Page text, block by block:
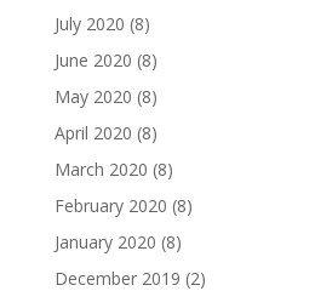
July 2020 (8)
June 2020 (8)
May 2020 (8)
April 2020 (8)
March 2020 (8)
February 2020 (8)
January 2020 (8)
December 2019 (2)